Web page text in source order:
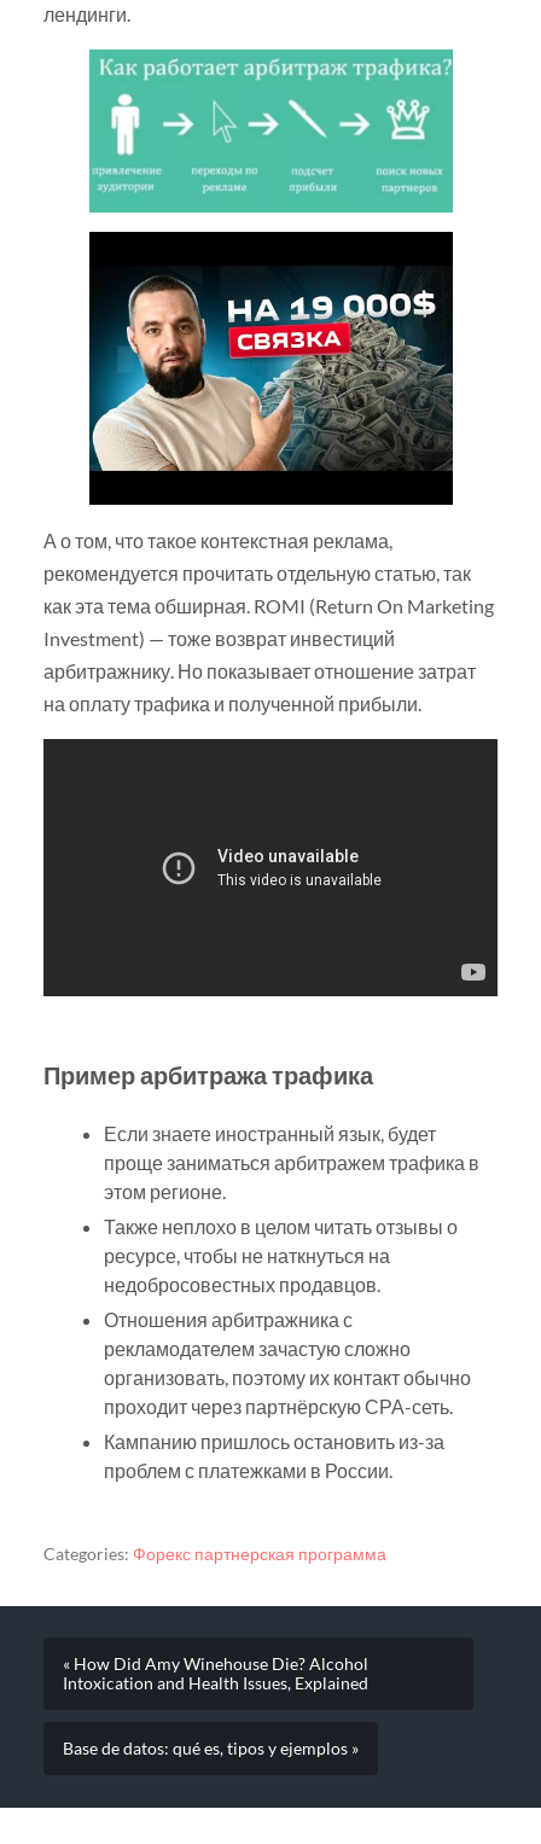
лендинги.
А о том, что такое контекстная реклама,
рекомендуется прочитать отдельную статью, так
как эта тема обширная. ROMI (Return On Marketing
Investment) — тоже возврат инвестиций
арбитражнику. Но показывает отношение затрат
на оплату трафика и полученной прибыли.
Пример арбитража трафика
Если знаете иностранный язык, будет
проще заниматься арбитражем трафика в
этом регионе.
Также неплохо в целом читать отзывы о
ресурсе, чтобы не наткнуться на
недобросовестных продавцов.
Отношения арбитражника с
рекламодателем зачастую сложно
организовать, поэтому их контакт обычно
проходит через партнёрскую СРА-сеть.
Кампанию пришлось остановить из-за
проблем с платежками в России.
Categories: Форекс партнерская программа
« How Did Amy Winehouse Die? Alcohol
Intoxication and Health Issues, Explained
Base de datos: qué es, tipos y ejemplos »